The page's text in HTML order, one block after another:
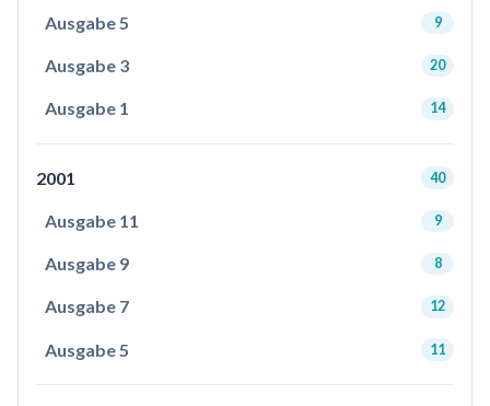
Ausgabe 5 9
Ausgabe 3 20
Ausgabe 1 14
2001 40
Ausgabe 11 9
Ausgabe 9 8
Ausgabe 7 12
Ausgabe 5 11